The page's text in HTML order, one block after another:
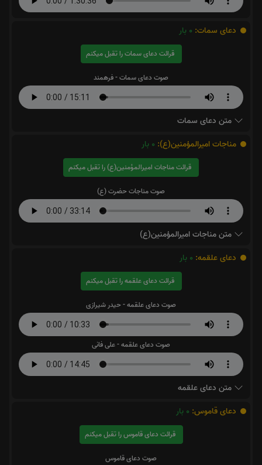
دعای سمات: 0 بار
قرائت دعای سمات را تقبل میکنم
صوت دعای سمات - فرهمند
متن دعای سمات
مناجات اميرالمؤمنين(ع): 0 بار
قرائت مناجات اميرالمؤمنين(ع) را تقبل میکنم
صوت مناجات حضرت (ع)
متن مناجات اميرالمؤمنين(ع)
دعای علقمه: 0 بار
قرائت دعای علقمه را تقبل میکنم
صوت دعای علقمه - حیدر شیرازی
صوت دعای علقمه - علی فانی
متن دعای علقمه
دعای قاموس: 0 بار
قرائت دعای قاموس را تقبل میکنم
صوت دعای قاموس